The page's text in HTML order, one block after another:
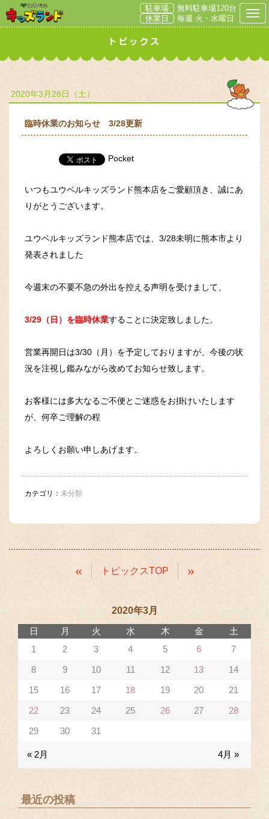
駐車場
無料駐車場120台
休業日
毎週 火・水曜日
2020年3月28日（土）
臨時休業のお知らせ 3/28更新
Pocket
いつもユウベルキッズランド熊本店をご愛顧頂き、誠にあ
りがとうございます。
ユウベルキッズランド熊本店では、3/28未明に熊本市より
発表されました
今週末の不要不急の外出を控える声明を受けまして、
3/29（日）を臨時休業することに決定致しました。
営業再開日は3/30（月）を予定しておりますが、今後の状
況を注視し鑑みながら改めてお知らせ致します。
お客様には多大なるご不便とご迷惑をお掛けいたします
が、何卒ご理解の程
よろしくお願い申しあげます。
カテゴリ： 未分類
« トピックスTOP »
2020年3月
日 月 火 水 木 金 土
« 2月 4月 »
1 2 3 4 5 6 7
8 9 10 11 12 13 14
15 16 17 18 19 20 21
22 23 24 25 26 27 28
29 30 31
最近の投稿